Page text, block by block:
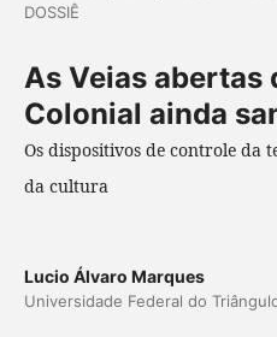
DOSSIÊ
As Veias abertas
Colonial ainda
Os dispositivos de controle da
da cultura
Lucio Álvaro Marques
Universidade Federal do